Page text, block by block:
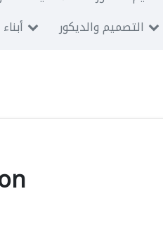
التصميم والديكور